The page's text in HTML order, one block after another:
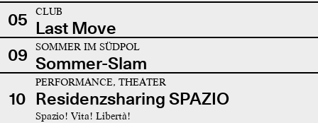
05 CLUB
Last Move
09
SOMMER IM SÜDPOL
Sommer-Slam
10
PERFORMANCE, THEATER
Residenzsharing SPAZIO
Spazio! Vita! Libertà!